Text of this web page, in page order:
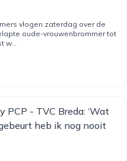
vlogen zaterdag over de
oude-vrouwenbrommer tot
w...
PCP - TVC Breda: ‘Wat
heb ik nog nooit